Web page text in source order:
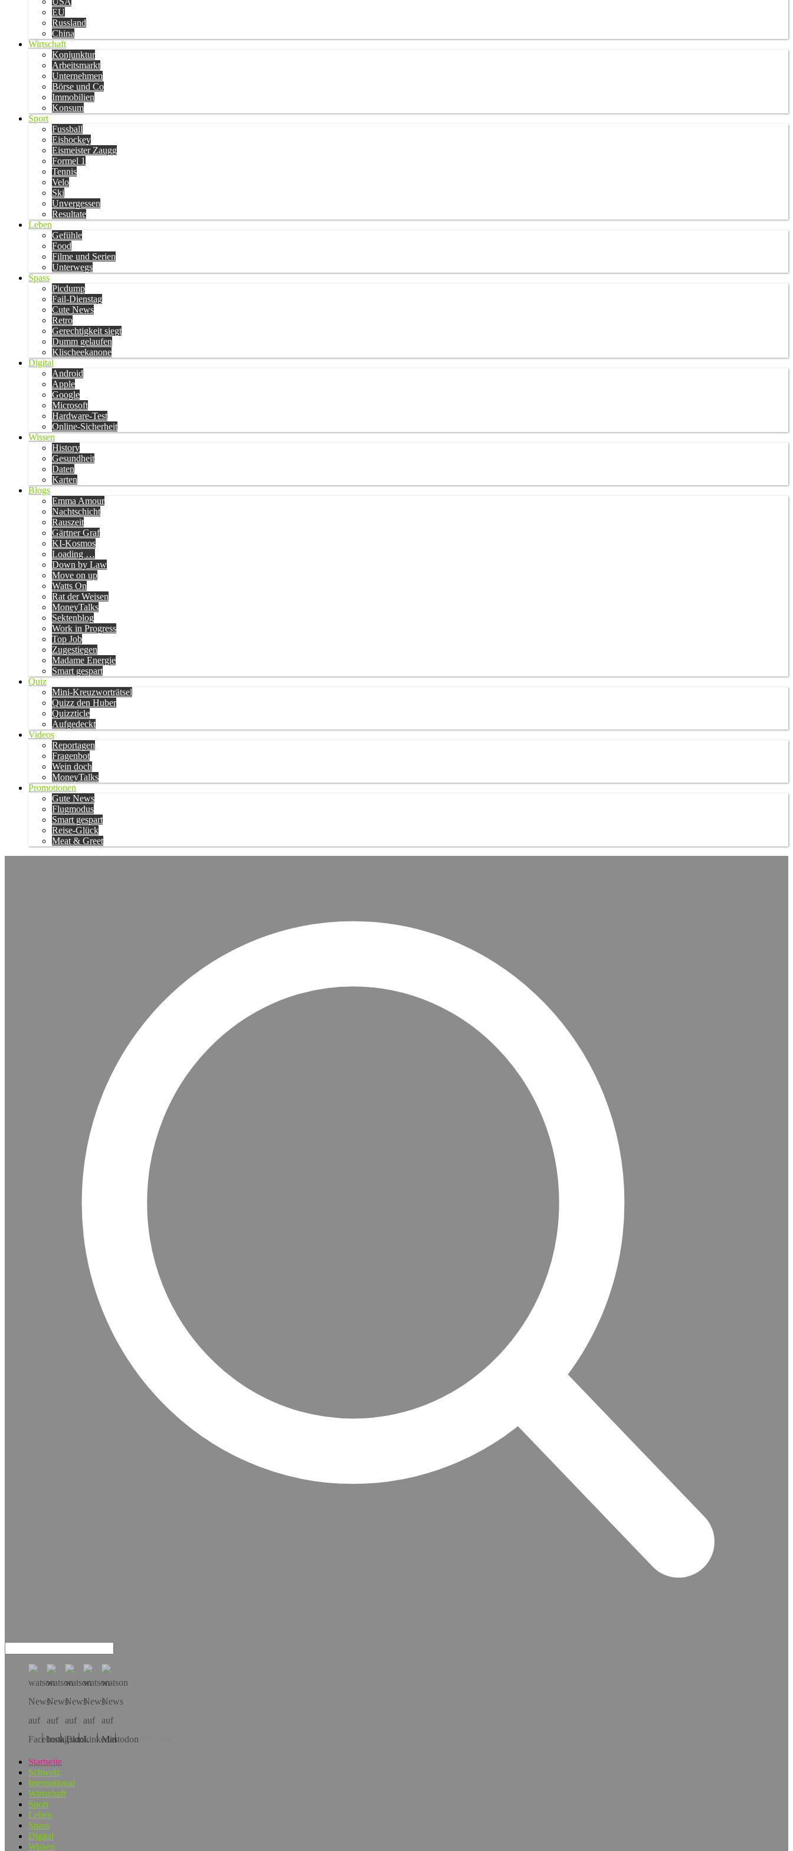
EU
Russland
China
Wirtschaft
Konjunktur
Arbeitsmarkt
Unternehmen
Börse und Co
Immobilien
Konsum
Sport
Fussball
Eishockey
Eismeister Zaugg
Formel 1
Tennis
Velo
Ski
Unvergessen
Resultate
Leben
Gefühle
Food
Filme und Serien
Unterwegs
Spass
Picdump
Fail-Dienstag
Cute News
Retro
Gerechtigkeit siegt
Dumm gelaufen
Klischeekanone
Digital
Android
Apple
Google
Microsoft
Hardware-Test
Online-Sicherheit
Wissen
History
Gesundheit
Daten
Karten
Blogs
Emma Amour
Nachtschicht
Rauszeit
Gärtner Graf
KI-Kosmos
Loading …
Down by Law
Move on up
Watts On
Rat der Weisen
MoneyTalks
Sektenblog
Work in Progress
Top Job
Zugestiegen
Madame Energie
Smart gespart
Quiz
Mini-Kreuzworträtsel
Quizz den Huber
Quizzticle
Aufgedeckt
Videos
Reportagen
Fragenbot
Wein doch
MoneyTalks
Promotionen
Gute News
Flugmodus
Smart gespart
Reise-Glück
Meat & Greet
Hol dir die App!
Startseite
Schweiz
International
Wirtschaft
Sport
Leben
Spass
Digital
Wissen